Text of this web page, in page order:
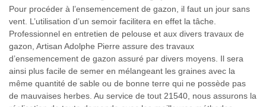
Pour procéder à l’ensemencement de gazon, il faut un jour sans
vent. L’utilisation d’un semoir facilitera en effet la tâche.
Professionnel en entretien de pelouse et aux divers travaux de
gazon, Artisan Adolphe Pierre assure des travaux
d’ensemencement de gazon assuré par divers moyens. Il sera
ainsi plus facile de semer en mélangeant les graines avec la
même quantité de sable ou de bonne terre qui ne possède pas
de mauvaises herbes. Au service de tout 21540, nous assurons la